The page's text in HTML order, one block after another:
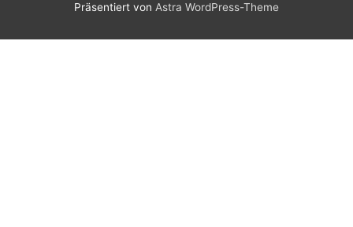
Präsentiert von Astra WordPress-Theme